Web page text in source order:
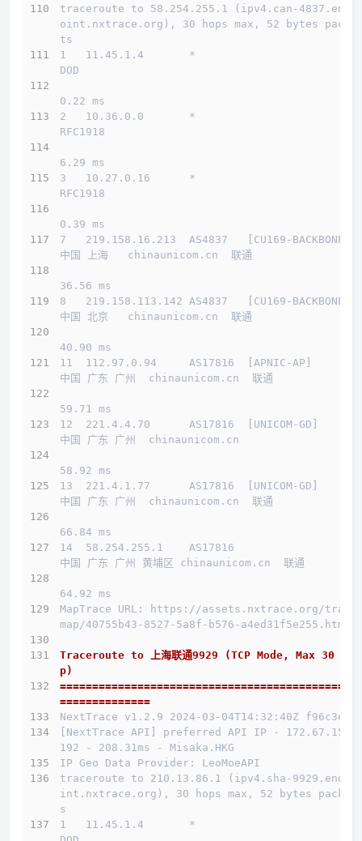
traceroute to 58.254.255.1 (ipv4.can-4837.endp
oint.nxtrace.org), 30 hops max, 52 bytes packe
ts
1   11.45.1.4       *
DOD
0.22 ms
2   10.36.0.0       *
RFC1918
6.29 ms
3   10.27.0.16      *
RFC1918
0.39 ms
7   219.158.16.213  AS4837   [CU169-BACKBONE]
中国 上海   chinaunicom.cn  联通
36.56 ms
8   219.158.113.142 AS4837   [CU169-BACKBONE]
中国 北京   chinaunicom.cn  联通
40.90 ms
11  112.97.0.94     AS17816  [APNIC-AP]
中国 广东 广州  chinaunicom.cn  联通
59.71 ms
12  221.4.4.70      AS17816  [UNICOM-GD]
中国 广东 广州  chinaunicom.cn
58.92 ms
13  221.4.1.77      AS17816  [UNICOM-GD]
中国 广东 广州  chinaunicom.cn  联通
66.84 ms
14  58.254.255.1    AS17816
中国 广东 广州 黄埔区 chinaunicom.cn  联通
64.92 ms
MapTrace URL: https://assets.nxtrace.org/trace
map/40755b43-8527-5a8f-b576-a4ed31f5e255.html
Traceroute to 上海联通9929 (TCP Mode, Max 30 Ho
p)
==============================================
==============
NextTrace v1.2.9 2024-03-04T14:32:40Z f96c3e5
[NextTrace API] preferred API IP - 172.67.155.
192 - 208.31ms - Misaka.HKG
IP Geo Data Provider: LeoMoeAPI
traceroute to 210.13.86.1 (ipv4.sha-9929.endpo
int.nxtrace.org), 30 hops max, 52 bytes packet
s
1   11.45.1.4       *